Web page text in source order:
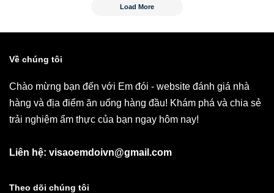
Load More
Về chúng tôi
Chào mừng bạn đến với Em đói - website đánh giá nhà
hàng và địa điểm ăn uống hàng đầu! Khám phá và chia sẻ
trải nghiệm ẩm thực của bạn ngay hôm nay!
Liên hệ: visaoemdoivn@gmail.com
Theo dõi chúng tôi